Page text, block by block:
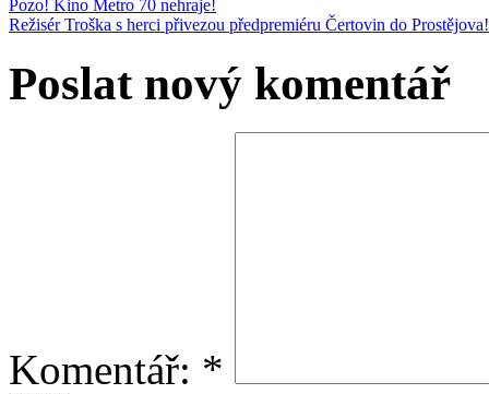
Pozo! Kino Metro 70 nehraje!
Režisér Troška s herci přivezou předpremiéru Čertovin do
Poslat nový komentář
Komentář: *